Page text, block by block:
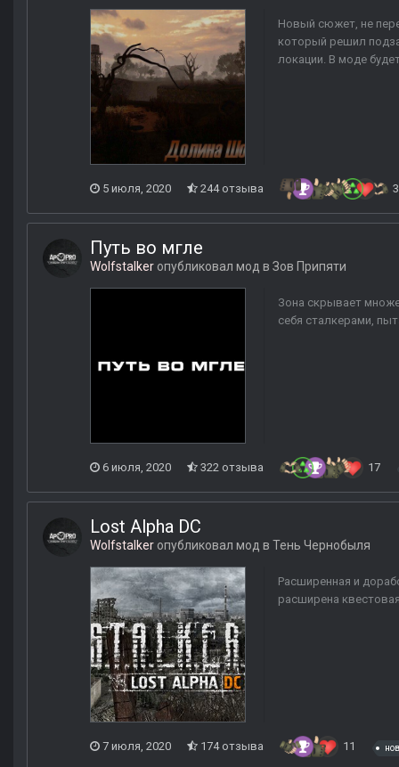
Новый сюжет, не
который решил
локации. В моде
5 июля, 2020 244 отзыва
Путь во мгле
Wolfstalker опубликовал мод в Зов Припяти
Зона скрывает
себя сталкерами,
6 июля, 2020 322 отзыва 17
Lost Alpha DC
Wolfstalker опубликовал мод в Тень Чернобыля
Расширенная и
расширена
7 июля, 2020 174 отзыва 11